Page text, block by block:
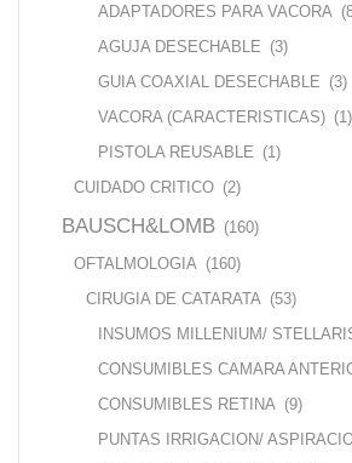
ADAPTADORES PARA VACORA
AGUJA DESECHABLE (3)
GUIA COAXIAL DESECHABLE (3)
VACORA (CARACTERISTICAS) (1)
PISTOLA REUSABLE (1)
CUIDADO CRITICO (2)
BAUSCH&LOMB (160)
OFTALMOLOGIA (160)
CIRUGIA DE CATARATA (53)
INSUMOS MILLENIUM/
CONSUMIBLES CAMARA
CONSUMIBLES RETINA (9)
PUNTAS IRRIGACION/